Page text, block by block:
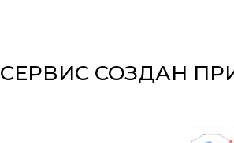
СЕРВИС СОЗДАН